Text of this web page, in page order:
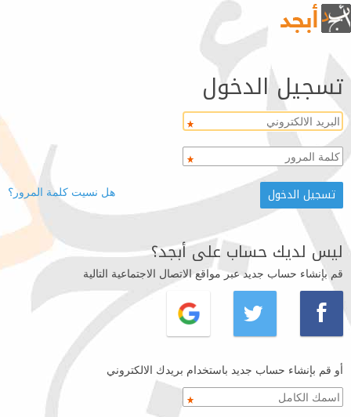
تسجيل الدخول
هل نسيت كلمة المرور؟
ليس لديك حساب على أبجد؟
قم بإنشاء حساب جديد عبر مواقع الاتصال الاجتماعية التالية
أو قم بإنشاء حساب جديد باستخدام بريدك الالكتروني